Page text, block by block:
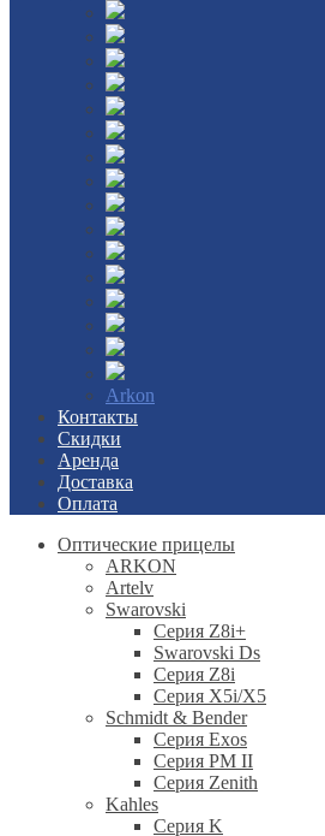
Arkon
Контакты
Скидки
Аренда
Доставка
Оплата
Оптические прицелы
ARKON
Artelv
Swarovski
Серия Z8i+
Swarovski Ds
Серия Z8i
Серия X5i/X5
Schmidt & Bender
Серия Exos
Серия PM II
Cерия Zenith
Kahles
Серия K